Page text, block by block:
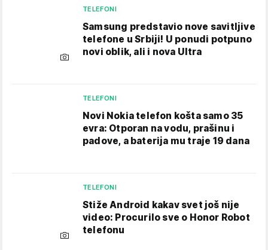
TELEFONI
Samsung predstavio nove savitljive
telefone u Srbiji! U ponudi potpuno
novi oblik, ali i nova Ultra
TELEFONI
Novi Nokia telefon košta samo 35
evra: Otporan na vodu, prašinu i
padove, a baterija mu traje 19 dana
TELEFONI
Stiže Android kakav svet još nije
video: Procurilo sve o Honor Robot
telefonu